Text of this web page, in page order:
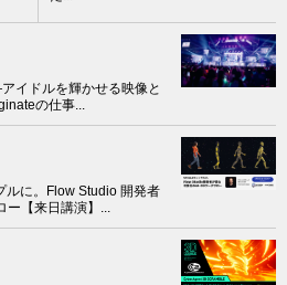
イドルを輝かせる映像と
の仕事...
ルに。Flow Studio 開発者
ー【来日講演】...